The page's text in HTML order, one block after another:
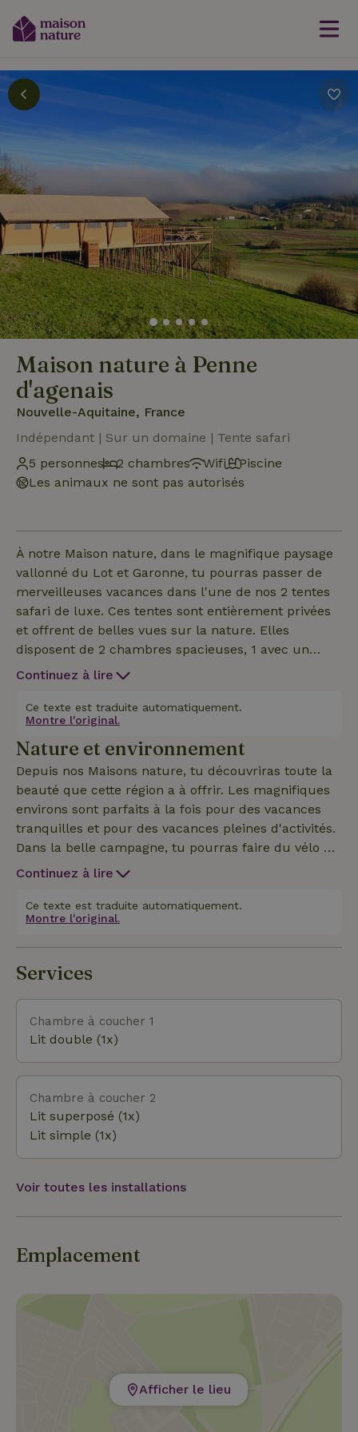
Maison nature à Penne
d'agenais
Nouvelle-Aquitaine, France
Indépendant | Sur un domaine | Tente safari
5 personnes
2 chambres Wifi
Piscine
Les animaux ne sont pas autorisés
À notre Maison nature, dans le magnifique paysage
vallonné du Lot et Garonne, tu pourras passer de
merveilleuses vacances dans l'une de nos 2 tentes
safari de luxe. Ces tentes sont entièrement privées
et offrent de belles vues sur la nature. Elles
disposent de 2 chambres spacieuses, 1 avec un
grand lit double et 1 avec un lit superposé ainsi
équipée et le salon et la salle à manger
confortables. Il y a aussi une salle de bain spacieuse
avec une grande douche à effet pluie, un lavabo et
des toilettes. Tu pourras profiter de la nature
pittoresque depuis ta terrasse privée meublée. Tu
pourras utiliser notre piscine chauffée, notre
jacuzzi et notre spacieuse grange de jeux.
Continuez à lire
Ce texte est traduite automatiquement.
Montre l'original.
Nature et environnement
Depuis nos Maisons nature, tu découvriras toute la
beauté que cette région a à offrir. Les magnifiques
environs sont parfaits à la fois pour des vacances
tranquilles et pour des vacances pleines d'activités.
Dans la belle campagne, tu pourras faire du vélo et
de la marche. Les amateurs de culture pourront
nombreuses bastides et villages médiévaux pleins
de charme. Le Domaine Cap De Roux est le point de
départ idéal pour explorer cette magnifique partie
de la France.
Continuez à lire
Ce texte est traduite automatiquement.
Montre l'original.
Services
Chambre à coucher 1
Lit double (1x)
Chambre à coucher 2
Lit superposé (1x)
Lit simple (1x)
Voir toutes les installations
Emplacement
Afficher le lieu